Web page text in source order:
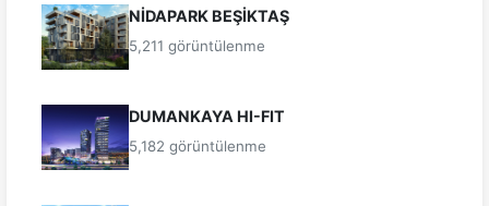
NİDAPARK BEŞİKTAŞ
5,211 görüntülenme
DUMANKAYA HI-FIT
5,182 görüntülenme